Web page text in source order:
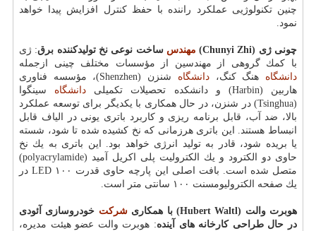
چنین تكنولوژیی عملكرد راننده با حفظ كنترل افزایش پیدا خواهد
نمود.
چونی ژی (Chunyi Zhi
) مهندس ساخت نوعی نخ تولیدكننده برق: ژی
با كمك گروهی از مهندسین از مؤسسات مختلف چینی ازجمله
دانشگاه هنگ كنگ،دانشگاه
شنزن (Shenzhen)، مؤسسه فناوری
هاربین (Harbin) و دانشكده تحصیلات تكمیلی
دانشگاه سینگوا
(Tsinghua) در شنزن، در حال همكاری با یكدیگر برای توسعه عملكرد
بالا، ضد آب، قابل برنامه ریزی و كاربرد باتری یونی در الیاف قابل
انبساط هستند. این باتری هرزمانی كه نخ كشیده شده تا شود، شسته
یا بریده شود، قادر به تولید انرژی خواهد بود. این باتری به یك نخ
حاوی دو الكترود و یك الكترولیت پلی اكریل آمید (polyacrylamide)
متصل شده است. بافت اصلی این پارچه حاوی قدرت ۱۰۰ LED در
یك صفحه الكترولیومسنت ۱۰۰ سانتی متر است.
هوبرت والت (Hubert Waltl) با همكاریشركت خودروسازی آئودی
در حال طراحی كارخانه های آینده: هوبرت والت عضو هیئت مدیره،